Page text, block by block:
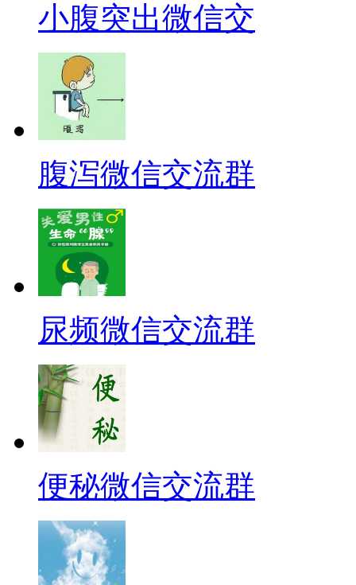
小腹突出微信交
腹泻微信交流群
尿频微信交流群
便秘微信交流群